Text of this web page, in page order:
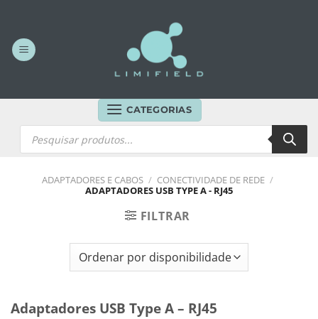
content
CATEGORIAS
Products
search
ADAPTADORES E CABOS / CONECTIVIDADE DE REDE /
ADAPTADORES USB TYPE A - RJ45
FILTRAR
Adaptadores USB Type A – RJ45